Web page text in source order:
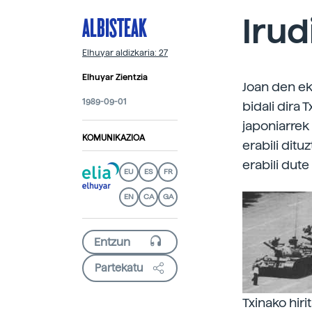
ALBISTEAK
Elhuyar aldizkaria: 27
Elhuyar Zientzia
1989-09-01
KOMUNIKAZIOA
EU ES FR
EN CA GA
Partekatu
Joan den
bidali dira
erabili
erabili dute
Txinako